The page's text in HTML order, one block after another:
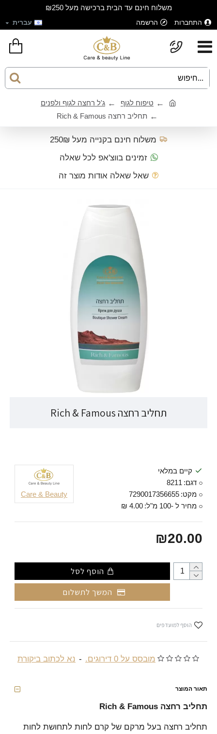
משלוח חינם עד הבית ברכישה מעל ₪250
התחברות הרשמה עברית
טיפוח לגוף
ג'ל רחצה לגוף ולפנים
תחליב רחצה Rich & Famous
משלוח חינם בקנייה מעל 250₪
זמינים בווצ'אפ לכל שאלה
שאל שאלה אודות מוצר זה
תחליב רחצה Rich & Famous
מובסס על 0 דירוגים. - נא לכתוב ביקורת
₪20.00
קיים במלאי
דגם: 8211
מקט: 7290017356655
מחיר ל -100 מ"ל:
4.00 ₪
Care & Beauty
הוסף לסל
המשך לתשלום
הוסף למועדפים
תאור המוצר
תחליב רחצה Rich & Famous
תחליב רחצה בעל מרקם של קרם לחות לתחושת לחות